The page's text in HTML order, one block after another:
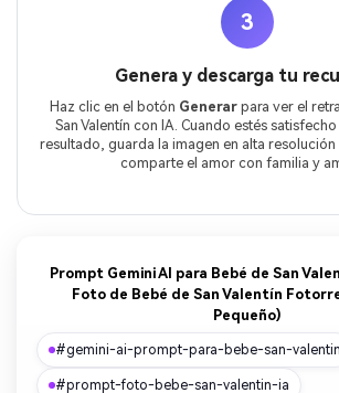
3
Genera y descarga tu
Haz clic en el botón Generarpara ver el
San Valentín con IA. Cuando estés
resultado, guarda la imagen en alta
comparte el amor con familia y
Prompt Gemini AI para Bebé de San
Foto de Bebé de San Valentín
Pequeño)
#gemini-ai-prompt-para-bebe-san-valentin
#prompt-foto-bebe-san-valentin-ia